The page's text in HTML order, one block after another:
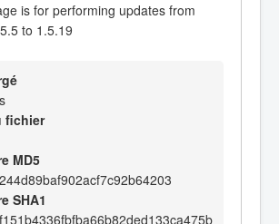
is for performing updates from
to 1.5.19
fichier
MD5
SHA1